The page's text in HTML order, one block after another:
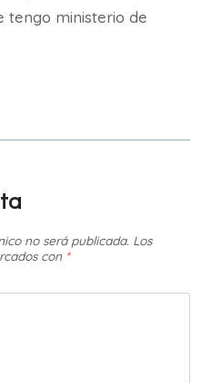
tengo ministerio de
no será publicada. Los
con *